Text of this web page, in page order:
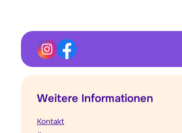
Weitere Informationen
Kontakt